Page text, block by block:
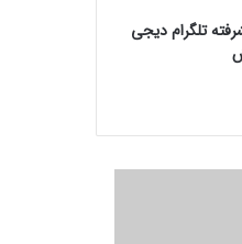
تلگرام دیجی